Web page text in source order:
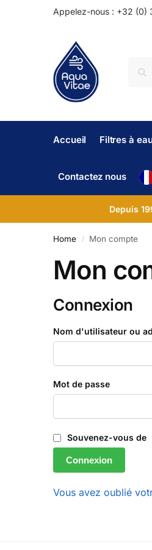
Appelez-nous : +32 (0)
Accueil Filtres à
Contactez nous
Depuis
Home / Mon compte
Mon
Connexion
Nom d'utilisateur ou
Mot de passe
Souvenez-vous de
Connexion
Vous avez oublié